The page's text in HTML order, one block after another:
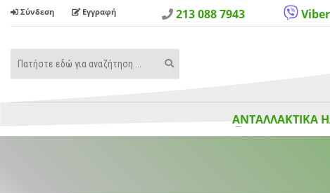
Σύνδεση Εγγραφή 213 088 7943 Viber
Search
ΑΝΤΑΛΛΑΚΤΙΚΑ